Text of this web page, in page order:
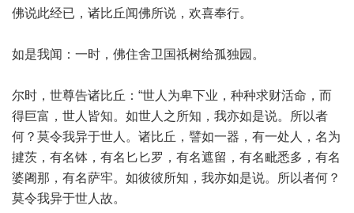
佛说此经已，诸比丘闻佛所说，欢喜奉行。
如是我闻：一时，佛住舍卫国祇树给孤独园。
尔时，世尊告诸比丘：“世人为卑下业，种种求财活命，而
得巨富，世人皆知。如世人之所知，我亦如是说。所以者
何？莫令我异于世人。诸比丘，譬如一器，有一处人，名为
揵茨，有名钵，有名匕匕罗，有名遮留，有名毗悉多，有名
婆阇那，有名萨牢。如彼彼所知，我亦如是说。所以者何？
莫令我异于世人故。